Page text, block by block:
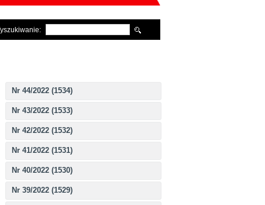
Nr 44/2022 (1534)
Nr 43/2022 (1533)
Nr 42/2022 (1532)
Nr 41/2022 (1531)
Nr 40/2022 (1530)
Nr 39/2022 (1529)